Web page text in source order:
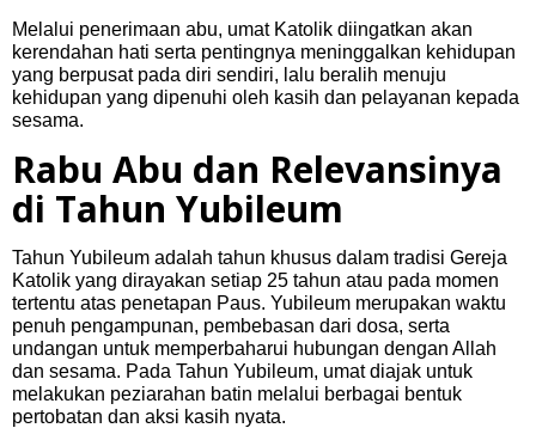
Melalui penerimaan abu, umat Katolik diingatkan akan
kerendahan hati serta pentingnya meninggalkan kehidupan
yang berpusat pada diri sendiri, lalu beralih menuju
kehidupan yang dipenuhi oleh kasih dan pelayanan kepada
sesama.
Rabu Abu dan Relevansinya
di Tahun Yubileum
Tahun Yubileum adalah tahun khusus dalam tradisi Gereja
Katolik yang dirayakan setiap 25 tahun atau pada momen
tertentu atas penetapan Paus. Yubileum merupakan waktu
penuh pengampunan, pembebasan dari dosa, serta
undangan untuk memperbaharui hubungan dengan Allah
dan sesama. Pada Tahun Yubileum, umat diajak untuk
melakukan peziarahan batin melalui berbagai bentuk
pertobatan dan aksi kasih nyata.